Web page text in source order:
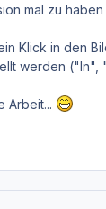
mal zu
Klick in den
werden
Arbeit...